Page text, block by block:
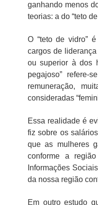
ganhando menos
teorias: a do “teto
O “teto de vidro”
cargos de
ou superior à dos
pegajoso”
remuneração,
consideradas
Essa realidade é
fiz sobre os
que as mulheres
conforme a
Informações
da nossa região
Em outro estudo